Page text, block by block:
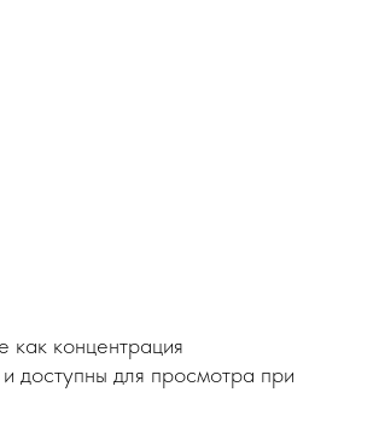
концентрация
доступны для просмотра при